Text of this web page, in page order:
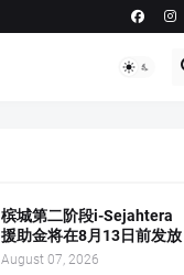
槟城第二阶段i-Sejahtera
援助金将在8月13日前发放
August 07, 2026